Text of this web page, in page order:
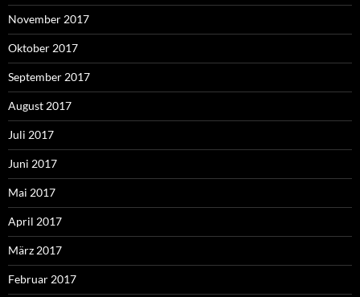
November 2017
Oktober 2017
September 2017
August 2017
Juli 2017
Juni 2017
Mai 2017
April 2017
März 2017
Februar 2017